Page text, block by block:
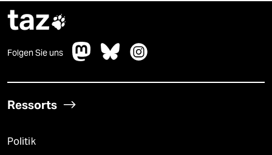
taz
Folgen Sie uns
Ressorts
Politik